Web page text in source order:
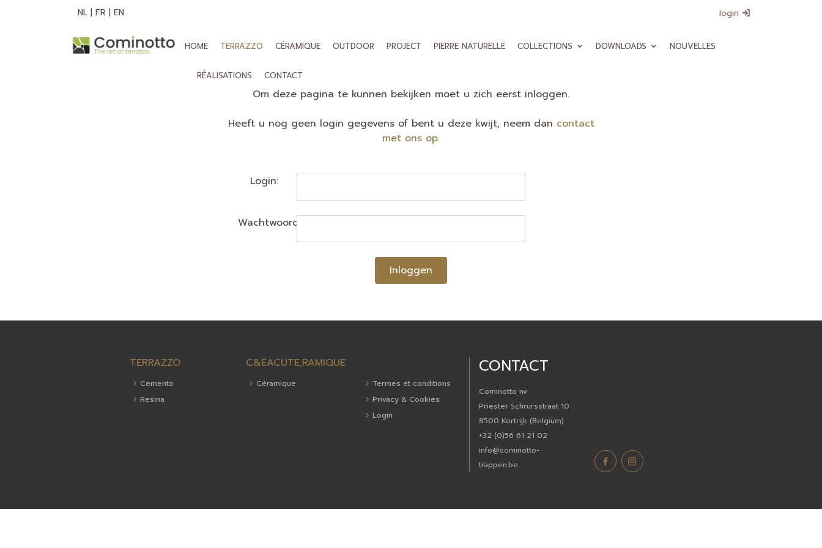
NL | FR | EN login
HOME TERRAZZO CÉRAMIQUE OUTDOOR PROJECT PIERRE NATURELLE COLLECTIONS DOWNLOADS NOUVELLES
RÉALISATIONS CONTACT
Om deze pagina te kunnen bekijken moet u zich eerst inloggen.
Heeft u nog geen login gegevens of bent u deze kwijt, neem dan contact
met ons op.
Login:
Wachtwoord:
Inloggen
TERRAZZO
Cemento
Resina
C&EACUTE;RAMIQUE
Céramique
Termes et conditions
Privacy & Cookies
Login
CONTACT
Cominotto nv
Priester Schrursstraat 10
8500 Kortrijk (Belgium)
+32 (0)56 61 21 02
info@cominotto-
trappen.be